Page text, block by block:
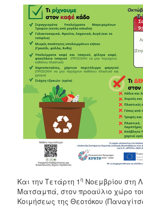
Και την Τετάρτη 1 η Νοεμβρίου στη
Ματσαμπά, στον προαύλιο χώρο
Κοιμήσεως της Θεοτόκου